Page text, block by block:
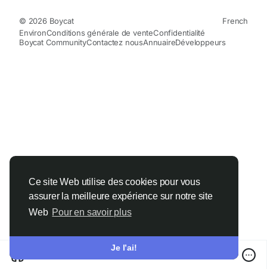
Ce site Web utilise des cookies pour vous
assurer la meilleure expérience sur notre site
Web Pour en savoir plus
Je l’ai!
© 2026 Boycat
French
EnvironConditions générale de venteConfidentialité
Boycat CommunityContactez nousAnnuaireDéveloppeurs